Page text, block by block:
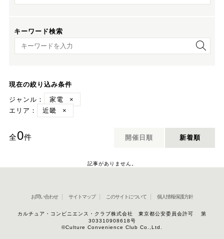
キーワード検索
キーワード検索
現在の絞り込み条件
ジャンル：
家電
×
エリア：
近畿 ×
全0件 開催日順 新着順
記事がありません。
お問い合わせ サイトマップ このサイトについて 個人情報保護方針
カルチュア・コンビニエンス・クラブ株式会社 東京都公安委員会許可 第
303310908618号
©Culture Convenience Club Co.,Ltd.